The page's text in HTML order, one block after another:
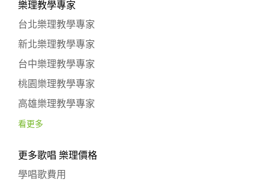
樂理教學專家
台北樂理教學專家
新北樂理教學專家
台中樂理教學專家
桃園樂理教學專家
高雄樂理教學專家
看更多
更多歌唱 樂理價格
學唱歌費用